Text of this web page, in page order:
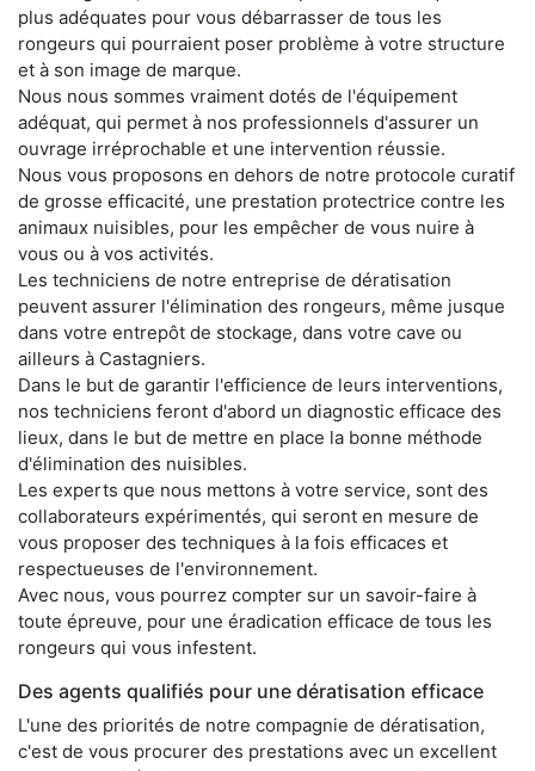
plus adéquates pour vous débarrasser de tous les
rongeurs qui pourraient poser problème à votre structure
et à son image de marque.
Nous nous sommes vraiment dotés de l'équipement
adéquat, qui permet à nos professionnels d'assurer un
ouvrage irréprochable et une intervention réussie.
Nous vous proposons en dehors de notre protocole curatif
de grosse efficacité, une prestation protectrice contre les
animaux nuisibles, pour les empêcher de vous nuire à
vous ou à vos activités.
Les techniciens de notre entreprise de dératisation
peuvent assurer l'élimination des rongeurs, même jusque
dans votre entrepôt de stockage, dans votre cave ou
ailleurs à Castagniers.
Dans le but de garantir l'efficience de leurs interventions,
nos techniciens feront d'abord un diagnostic efficace des
lieux, dans le but de mettre en place la bonne méthode
d'élimination des nuisibles.
Les experts que nous mettons à votre service, sont des
collaborateurs expérimentés, qui seront en mesure de
vous proposer des techniques à la fois efficaces et
respectueuses de l'environnement.
Avec nous, vous pourrez compter sur un savoir-faire à
toute épreuve, pour une éradication efficace de tous les
rongeurs qui vous infestent.
Des agents qualifiés pour une dératisation efficace
L'une des priorités de notre compagnie de dératisation,
c'est de vous procurer des prestations avec un excellent